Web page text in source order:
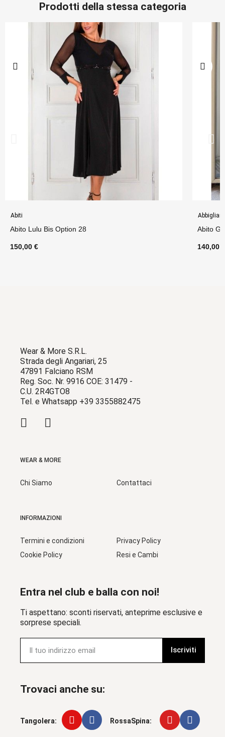
Prodotti della stessa categoria
Abiti
Abito Lulu Bis Option 28
150,00 €
Abito
140,00
Wear & More S.R.L.
Strada degli Angariari, 25
47891 Falciano RSM
Reg. Soc. Nr. 9916 COE: 31479 -
C.U. 2R4GTO8
Tel. e Whatsapp +39 3355882475
WEAR & MORE
Chi Siamo Contattaci
INFORMAZIONI
Termini e condizioni
Cookie Policy
Privacy Policy
Resi e Cambi
Entra nel club e balla con noi!
Ti aspettano: sconti riservati, anteprime esclusive e
sorprese speciali.
Iscriviti
Trovaci anche su:
Tangolera: RossaSpina: